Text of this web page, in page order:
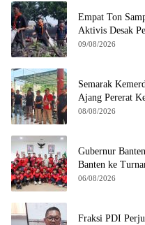
Empat Ton
Aktivis Desak
09/08/2026
Semarak
Ajang Pererat
08/08/2026
Gubernur
Banten ke
06/08/2026
Fraksi PDI